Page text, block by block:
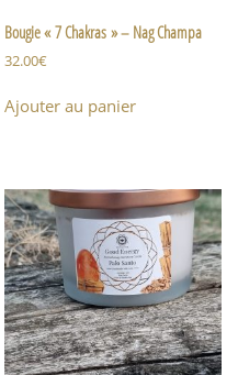
Bougie « 7 Chakras » – Nag Champa
32.00€
Ajouter au panier